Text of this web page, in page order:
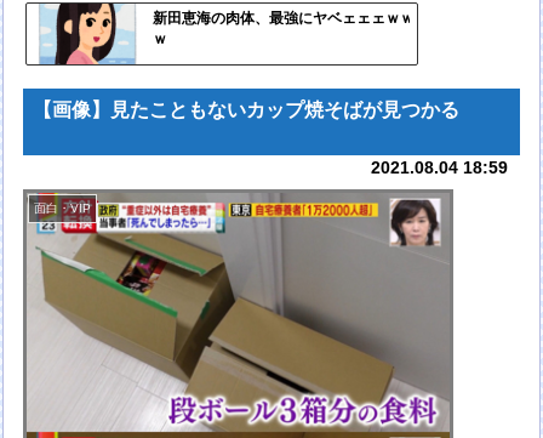
新田恵海の肉体、最強にヤベェェェｗｗ
ｗ
ツー
【画像】見たこともないカップ焼そばが見つかる
2021.08.04 18:59
面白・VIP